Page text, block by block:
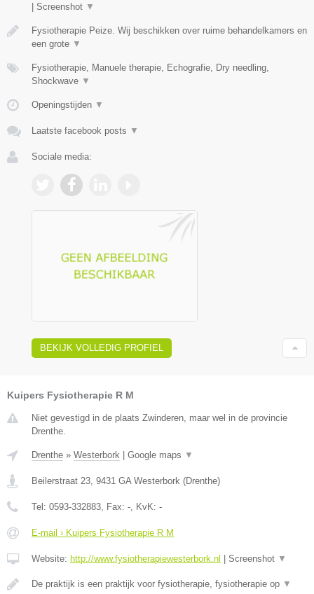
Screenshot ▼
Fysiotherapie Peize. Wij beschikken over ruime behandelkamers en
een grote ▼
Fysiotherapie, Manuele therapie, Echografie, Dry needling,
Shockwave ▼
Openingstijden ▼
Laatste facebook posts ▼
Sociale media:
BEKIJK VOLLEDIG PROFIEL
Kuipers Fysiotherapie R M
Niet gevestigd in de plaats Zwinderen, maar wel in de provincie
Drenthe.
Drenthe » Westerbork Google maps ▼
Beilerstraat 23, 9431 GA Westerbork (Drenthe)
Tel: 0593-332883, Fax: -, KvK: -
E-mail › Kuipers Fysiotherapie R M
Website: http://www.fysiotherapiewesterbork.nl Screenshot ▼
De praktijk is een praktijk voor fysiotherapie, fysiotherapie op ▼